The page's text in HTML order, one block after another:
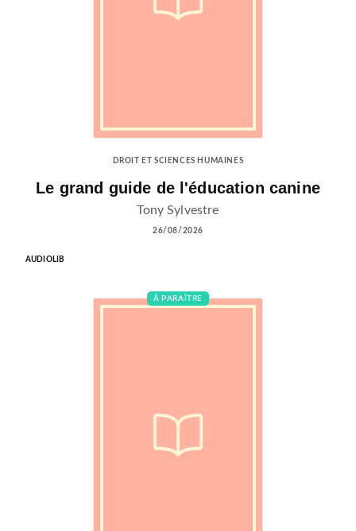
DROIT ET SCIENCES HUMAINES
Le grand guide de l'éducation canine
Tony Sylvestre
26/08/2026
AUDIOLIB
À PARAÎTRE